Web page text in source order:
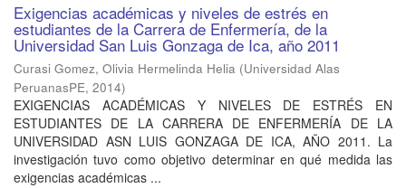
Exigencias académicas y niveles de estrés en
estudiantes de la Carrera de Enfermería, de la
Universidad San Luis Gonzaga de Ica, año 2011
Curasi Gomez, Olivia Hermelinda Helia (Universidad Alas
PeruanasPE, 2014)
EXIGENCIAS ACADÉMICAS Y NIVELES DE ESTRÉS EN
ESTUDIANTES DE LA CARRERA DE ENFERMERÍA DE LA
UNIVERSIDAD ASN LUIS GONZAGA DE ICA, AÑO 2011. La
investigación tuvo como objetivo determinar en qué medida las
exigencias académicas ...